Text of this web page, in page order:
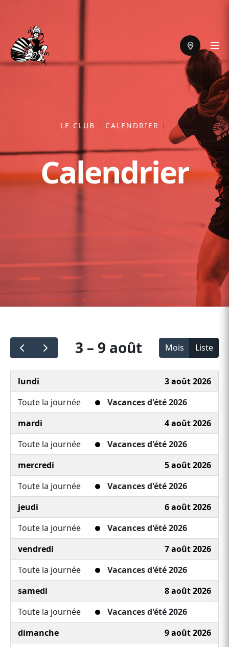
LE CLUB CALENDRIER
Calendrier
3 – 9 août Mois Liste
lundi
3 août 2026
Toute la journée
Vacances d'été 2026
mardi
4 août 2026
Toute la journée
Vacances d'été 2026
mercredi
5 août 2026
Toute la journée
Vacances d'été 2026
jeudi
6 août 2026
Toute la journée
Vacances d'été 2026
vendredi
7 août 2026
Toute la journée
Vacances d'été 2026
samedi
8 août 2026
Toute la journée
Vacances d'été 2026
dimanche
9 août 2026